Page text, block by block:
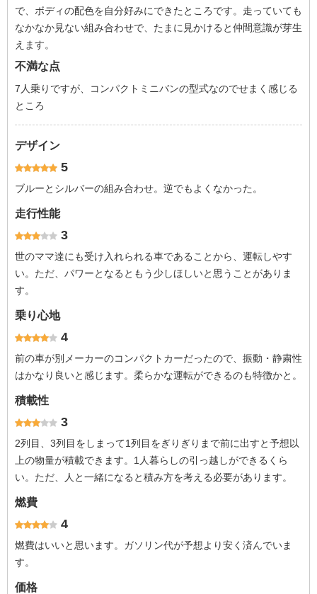
で、ボディの配色を自分好みにできたところです。走っていても
なかなか見ない組み合わせで、たまに見かけると仲間意識が芽生
えます。
不満な点
7人乗りですが、コンパクトミニバンの型式なのでせまく感じる
ところ
デザイン
5
ブルーとシルバーの組み合わせ。逆でもよくなかった。
走行性能
3
世のママ達にも受け入れられる車であることから、運転しやす
い。ただ、パワーとなるともう少しほしいと思うことがありま
す。
乗り心地
4
前の車が別メーカーのコンパクトカーだったので、振動・静粛性
はかなり良いと感じます。柔らかな運転ができるのも特徴かと。
積載性
3
2列目、3列目をしまって1列目をぎりぎりまで前に出すと予想以
上の物量が積載できます。1人暮らしの引っ越しができるくら
い。ただ、人と一緒になると積み方を考える必要があります。
燃費
4
燃費はいいと思います。ガソリン代が予想より安く済んでいま
す。
価格